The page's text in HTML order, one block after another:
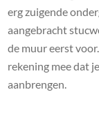
erg zuigende
aangebracht
de muur eerst
rekening mee dat
aanbrengen.